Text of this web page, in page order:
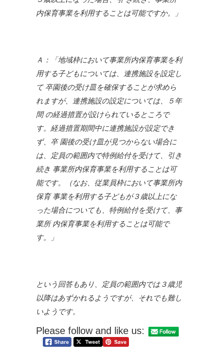
内保育事業を利用することは可能ですか。」
Ａ：「地域枠において事業所内保育事業を利
用する子どもについては、連携施設を設定し
て 卒園後の受け皿を確保することが求めら
れますが、連携施設の設定については、５年
間 の経過措置が設けられているところで
す。経過措置期間中に連携施設が設定でき
ず、卒 園後の受け皿が見つからない場合に
は、定員の範囲内で特例給付を受けて、引き
続き 事業所内保育事業を利用することは可
能です。（なお、従業員枠において事業所内
保育 事業を利用する子どもが３歳以上にな
った場合についても、特例給付を受けて、事
業所 内保育事業を利用することは可能で
す。」
という回答もあり、定員の範囲内では３歳児
以降はあずかれるようですが、それでも難し
いようです。
Please follow and like us: